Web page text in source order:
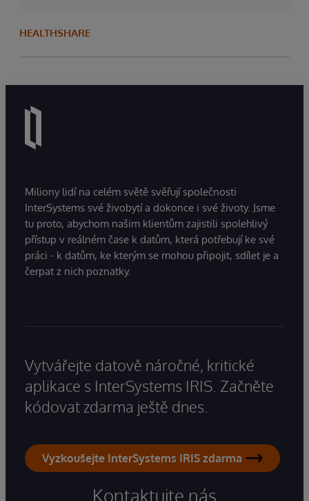
HEALTHSHARE
Miliony lidí na celém světě svěřují společnosti
InterSystems své živobytí a dokonce i své životy. Jsme
tu proto, abychom našim klientům zajistili spolehlivý
přístup v reálném čase k datům, která potřebují ke své
práci - k datům, ke kterým se mohou připojit, sdílet je a
čerpat z nich poznatky.
Vytvářejte datově náročné, kritické
aplikace s InterSystems IRIS. Začněte
kódovat zdarma ještě dnes.
Vyzkoušejte InterSystems IRIS zdarma
Kontaktujte nás